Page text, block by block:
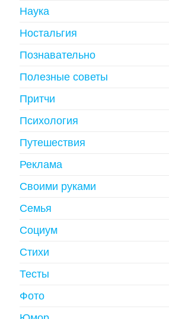
Наука
Ностальгия
Познавательно
Полезные советы
Притчи
Психология
Путешествия
Реклама
Своими руками
Семья
Социум
Стихи
Тесты
Фото